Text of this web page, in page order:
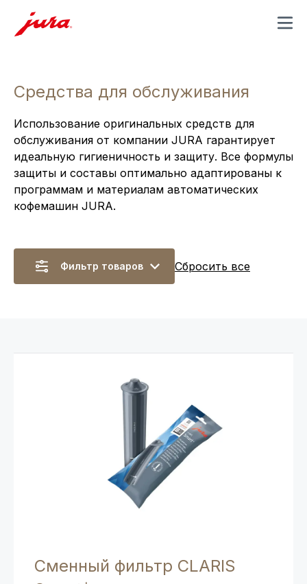
MENU
Средства для обслуживания
Использование оригинальных средств для
обслуживания от компании JURA гарантирует
идеальную гигиеничность и защиту. Все формулы
защиты и составы оптимально адаптированы к
программам и материалам автоматических
кофемашин JURA.
Фильтр товаров Сбросить все
Сменный фильтр CLARIS